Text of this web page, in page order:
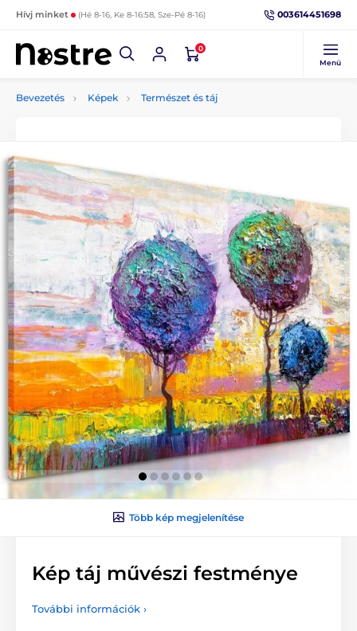
Hívj minket (Hé 8-16, Ke 8-16:58, Sze-Pé 8-16) 003614451698
0
Menü
Bevezetés Képek Természet és táj
Több kép megjelenítése
Kép táj művészi festménye
További információk ›